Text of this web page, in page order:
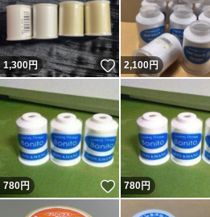
1,300円 いいね！
2,100円
780円 いいね！
780円